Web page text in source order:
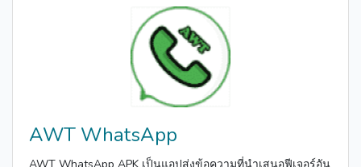
AWT WhatsApp